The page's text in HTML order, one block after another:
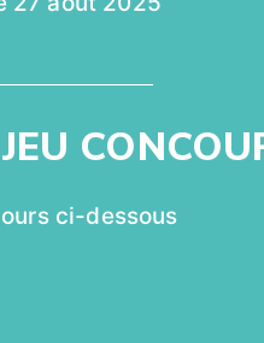
ci-dessous